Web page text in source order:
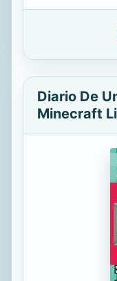
Diario De
Minecraft